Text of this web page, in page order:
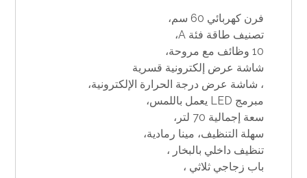
فرن كهربائي 60 سم،
تصنيف طاقة فئة A،
10 وظائف مع مروحة،
شاشة عرض إلكترونية قسرية
، شاشة عرض درجة الحرارة الإلكترونية،
مبرمج LED يعمل باللمس،
سعة إجمالية 70 لتر،
سهلة التنظيف، مينا رمادية،
تنظيف داخلي بالبخار ،
باب زجاجي ثلاثي ،